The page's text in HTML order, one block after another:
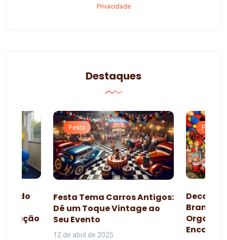
Privacidade
Destaques
do
Festa
Festa Tema Carros Antigos:
Dê um Toque Vintage ao
Seu Evento
12 de abril de 2025
Festa
Branca